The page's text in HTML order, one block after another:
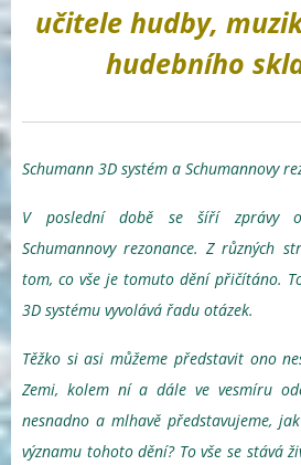
učitele hudby,
hudebního
Schumann 3D systém a Schumannovy
V poslední době se šíří zprávy o
Schumannovy rezonance. Z různých
tom, co vše je tomuto dění přičítáno.
3D systému vyvolává řadu otázek.
Těžko si asi můžeme představit ono
Zemi, kolem ní a dále ve vesmíru
nesnadno a mlhavě představujeme,
významu tohoto dění? To vše se stává